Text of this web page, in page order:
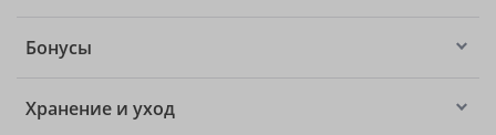
Бонусы
Хранение и уход